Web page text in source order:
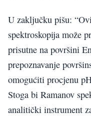
U zaključku pišu:
spektroskopija može
prisutne na površini
prepoznavanje
omogućiti procjenu
Stoga bi Ramanov
analitički instrument